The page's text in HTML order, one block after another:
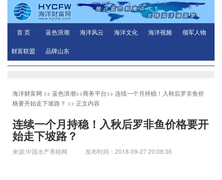
首 页 蓝色浪潮 海洋风云 海洋文化 海洋视频 领军人物
财富联盟 品牌山东
海洋财富网 >> 蓝色浪潮>>商务平台>> 连续一个月持稳！入秋后罗非鱼价
格要开始走下坡路？ >> 正文内容
连续一个月持稳！入秋后罗非鱼价格要开
始走下坡路？
来源:中国水产养殖网 发布时间：2018-09-27 20:08:36